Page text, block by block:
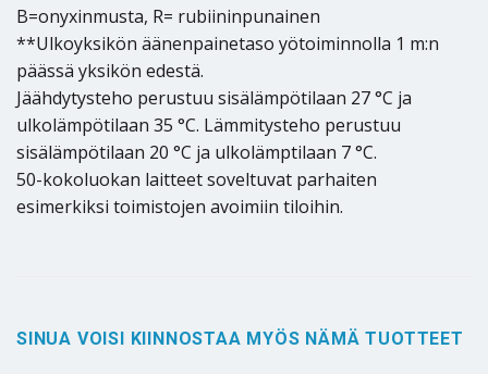
B=onyxinmusta, R= rubiininpunainen
**Ulkoyksikön äänenpainetaso yötoiminnolla 1 m:n
päässä yksikön edestä.
Jäähdytysteho perustuu sisälämpötilaan 27 °C ja
ulkolämpötilaan 35 °C. Lämmitysteho perustuu
sisälämpötilaan 20 °C ja ulkolämptilaan 7 °C.
50-kokoluokan laitteet soveltuvat parhaiten
esimerkiksi toimistojen avoimiin tiloihin.
SINUA VOISI KIINNOSTAA MYÖS NÄMÄ TUOTTEET